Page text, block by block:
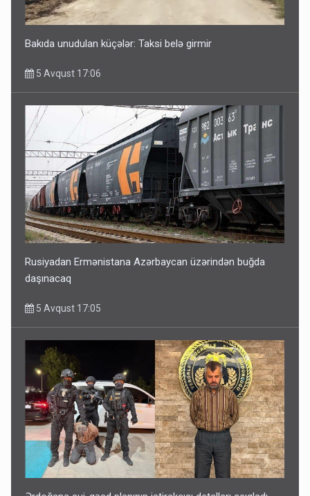
Bakıda unudulan küçələr: Taksi belə girmir
5 Avqust 17:06
Rusiyadan Ermənistana Azərbaycan üzərindən buğda
daşınacaq
5 Avqust 17:05